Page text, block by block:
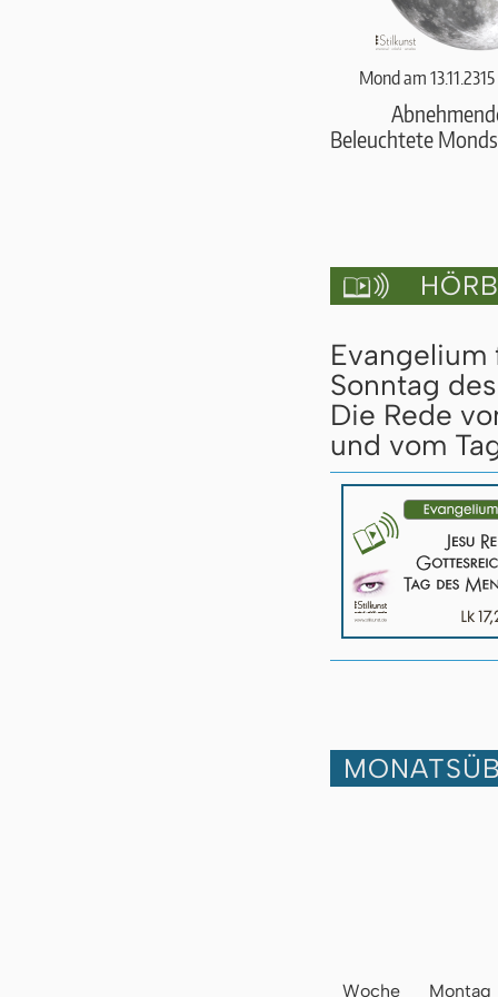
Mond am
Beleuchtete

Sonntag
Die Rede
und vom
Woche Montag